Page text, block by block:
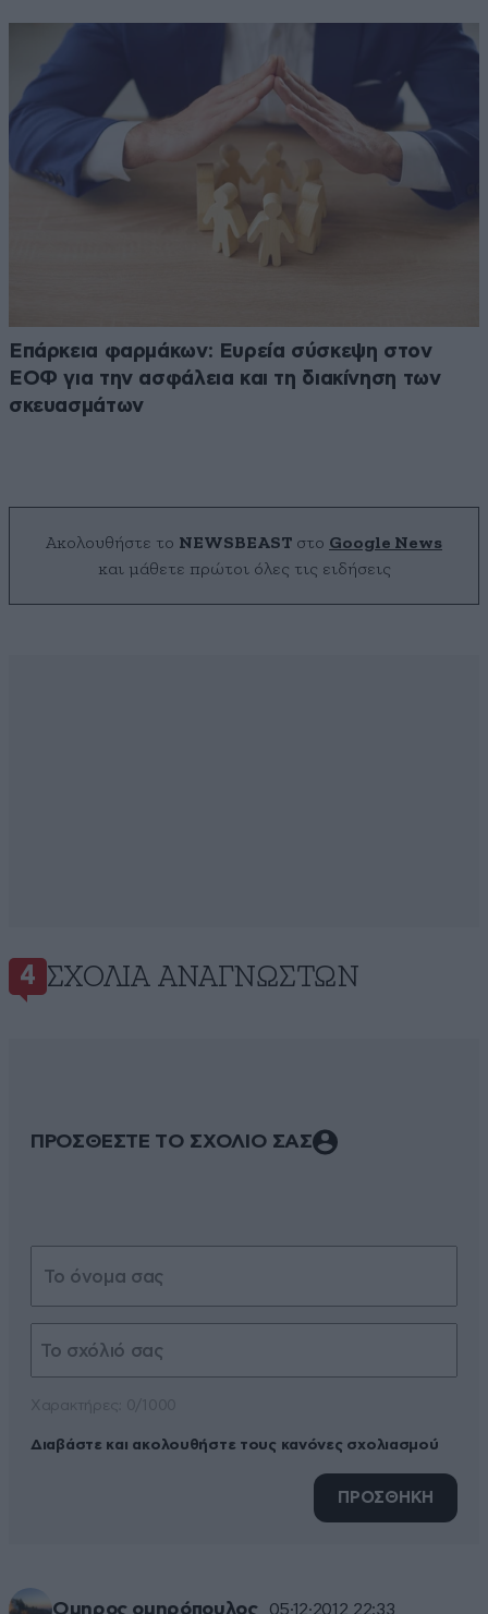
Επάρκεια φαρμάκων: Ευρεία σύσκεψη στον
ΕΟΦ για την ασφάλεια και τη διακίνηση των
σκευασμάτων
Ακολουθήστε το NEWSBEAST στο Google News
και μάθετε πρώτοι όλες τις ειδήσεις
4 ΣΧΌΛΙΑ ΑΝΑΓΝΩΣΤΏΝ
ΠΡΟΣΘΕΣΤΕ ΤΟ ΣΧΟΛΙΟ ΣΑΣ
Διαβάστε και ακολουθήστε τους κανόνες σχολιασμού
ΠΡΟΣΘΗΚΗ
Ομηρος ομηρόπουλος 05·12·2012 22:33